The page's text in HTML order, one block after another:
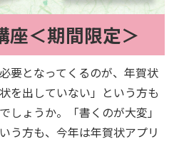
座＜期間限定＞
要となってくるのが、年賀状
を出していない」という方も
しょうか。「書くのが大変」
う方も、今年は年賀状アプリ